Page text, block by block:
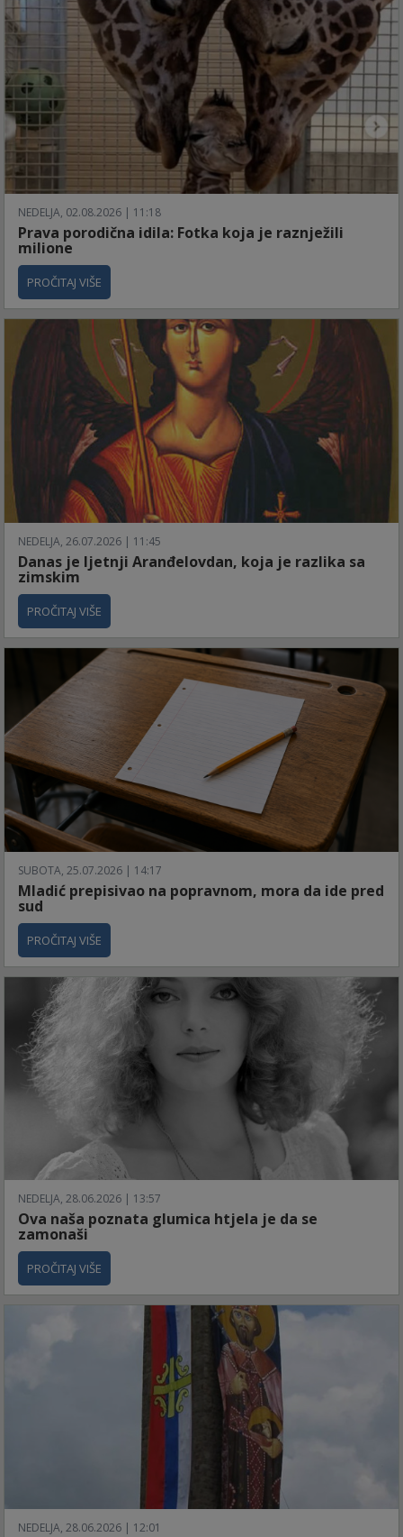
NEDELJA, 02.08.2026 | 11:18
Prava porodična idila: Fotka koja je raznježili
milione
PROČITAJ VIŠE
NEDELJA, 26.07.2026 | 11:45
Danas je ljetnji Aranđelovdan, koja je razlika sa
zimskim
PROČITAJ VIŠE
SUBOTA, 25.07.2026 | 14:17
Mladić prepisivao na popravnom, mora da ide pred
sud
PROČITAJ VIŠE
NEDELJA, 28.06.2026 | 13:57
Ova naša poznata glumica htjela je da se
zamonaši
PROČITAJ VIŠE
NEDELJA, 28.06.2026 | 12:01